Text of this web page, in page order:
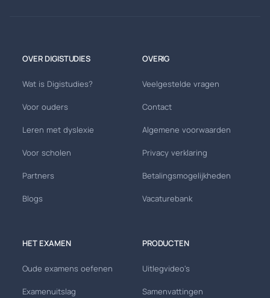
OVER DIGISTUDIES
Wat is Digistudies?
Voor ouders
Leren met dyslexie
Voor scholen
Partners
Blogs
OVERIG
Veelgestelde vragen
Contact
Algemene voorwaarden
Privacy verklaring
Betalingsmogelijkheden
Vacaturebank
HET EXAMEN
Oude examens oefenen
Examenuitslag
PRODUCTEN
Uitlegvideo's
Samenvattingen